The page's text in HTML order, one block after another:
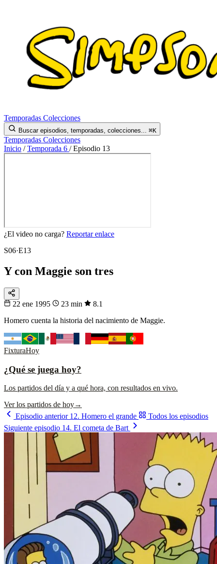
Temporadas Colecciones
Buscar episodios, temporadas, colecciones... ⌘K
Temporadas Colecciones
Inicio / Temporada 6 / Episodio 13
¿El video no carga? Reportar enlace
S06·E13
Y con Maggie son tres
22 ene 1995 23 min
8.1
Homero cuenta la historia del nacimiento de Maggie.
FixturaHoy
¿Qué se juega hoy?
Los partidos del día y a qué hora, con resultados en vivo.
Ver los partidos de hoy→
Episodio anterior 12. Homero el grande
Todos los episodios
Siguiente episodio 14. El cometa de Bart